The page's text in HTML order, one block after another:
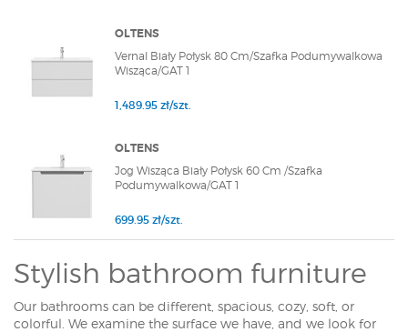
OLTENS
Vernal Biały Połysk 80 Cm/Szafka Podumywalkowa
Wisząca/GAT 1
1,489.95 zł/szt.
OLTENS
Jog Wisząca Biały Połysk 60 Cm /Szafka
Podumywalkowa/GAT 1
699.95 zł/szt.
Stylish bathroom furniture
Our bathrooms can be different, spacious, cozy, soft, or
colorful. We examine the surface we have, and we look for